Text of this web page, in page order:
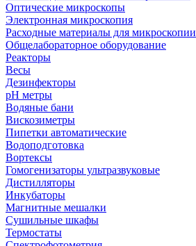
Оптические микроскопы
Электронная микроскопия
Расходные материалы для микроскопии
Общелабораторное оборудование
Реакторы
Весы
Дезинфекторы
рН метры
Водяные бани
Вискозиметры
Пипетки автоматические
Водоподготовка
Вортексы
Гомогенизаторы ультразвуковые
Дистилляторы
Инкубаторы
Магнитные мешалки
Сушильные шкафы
Термостаты